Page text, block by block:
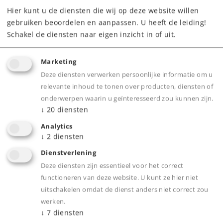
Product
Productinfo
Bijbehorende producten
Hier kunt u de diensten die wij op deze website willen
gebruiken beoordelen en aanpassen. U heeft de leiding!
Schakel de diensten naar eigen inzicht in of uit.
Marketing
Deze diensten verwerken persoonlijke informatie om u
relevante inhoud te tonen over producten, diensten of
onderwerpen waarin u geïnteresseerd zou kunnen zijn.
↓ 20 diensten
Analytics
↓ 2 diensten
Dienstverlening
Deze diensten zijn essentieel voor het correct
functioneren van deze website. U kunt ze hier niet
uitschakelen omdat de dienst anders niet correct zou
werken.
↓ 7 diensten